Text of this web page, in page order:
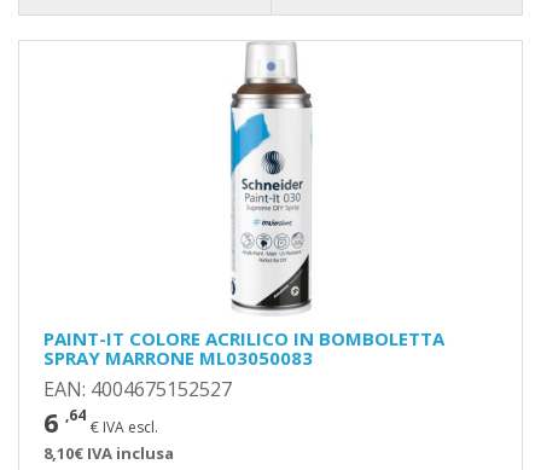
PAINT-IT COLORE ACRILICO IN BOMBOLETTA
SPRAY MARRONE ML03050083
EAN: 4004675152527
6 ,64
€ IVA escl.
8,10€ IVA inclusa